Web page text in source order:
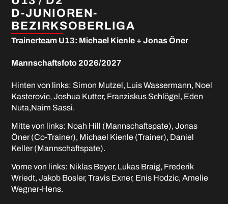
D-JUNIOREN-
BEZIRKSOBERLIGA
Trainerteam U13: Michael Kienle + Jonas Öner
Mannschaftsfoto 2026/2027
Hinten von links: Simon Mutzel, Luis Wassermann, Noel
Kasterovic, Joshua Kutter, Franziskus Schlögel, Eden
Nuta,Naim Sassi.
Mitte von links: Noah Hill (Mannschaftspate), Jonas
Öner (Co-Trainer), Michael Kienle (Trainer), Daniel
Keller (Mannschaftspate).
Vorne von links: Niklas Beyer, Lukas Braig, Frederik
Wriedt, Jakob Bosler, Travis Exner, Enis Hodzic, Amelie
Wegner-Hens.